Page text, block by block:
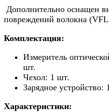
Дополнительно оснащен
повреждений волокна
Комплектация:
Измеритель
шт.
Чехол: 1 шт.
Зарядное устройство:
Характеристики: